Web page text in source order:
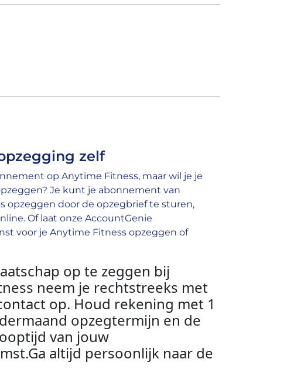
zelf
op Anytime Fitness, maar wil je je
Je kunt je abonnement van
opzeggen door de opzegbrief te sturen,
Of laat onze AccountGenie
voor je Anytime Fitness opzeggen of
op te zeggen bij
neem je rechtstreeks met
op. Houd rekening met 1
opzegtermijn en de
van jouw
altijd persoonlijk naar de